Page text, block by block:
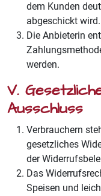
dem Kunden
abgeschickt wird.
Die Anbieterin
werden.
V.
Ausschluss
Verbrauchern
gesetzliches
der
Das
Speisen und